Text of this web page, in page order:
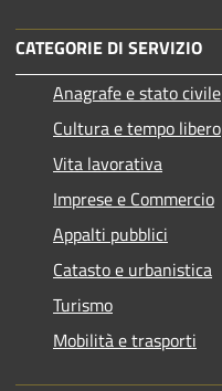
CATEGORIE DI SERVIZIO
Anagrafe e stato civile
Cultura e tempo libero
Vita lavorativa
Imprese e Commercio
Appalti pubblici
Catasto e urbanistica
Turismo
Mobilità e trasporti